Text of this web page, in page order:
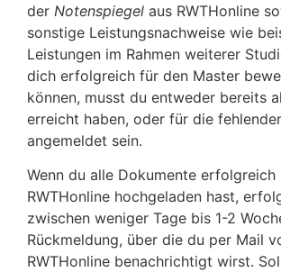
der Notenspiegel aus RWTHonline
sonstige Leistungsnachweise wie
Leistungen im Rahmen weiterer
dich erfolgreich für den Master
können, musst du entweder bereits
erreicht haben, oder für die
angemeldet sein.
Wenn du alle Dokumente erfolgreich
RWTHonline hochgeladen hast,
zwischen weniger Tage bis 1-2
Rückmeldung, über die du per Mail
RWTHonline benachrichtigt wirst.